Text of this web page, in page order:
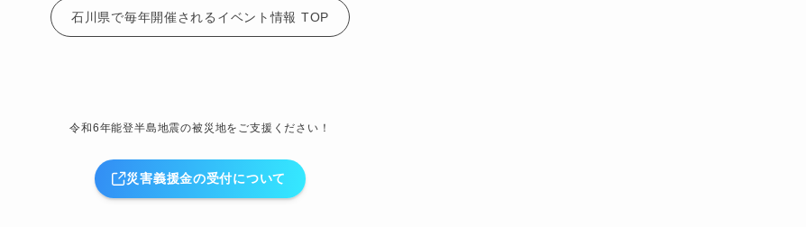
石川県で毎年開催されるイベント情報 TOP
令和6年能登半島地震の被災地をご支援ください！
災害義援金の受付について